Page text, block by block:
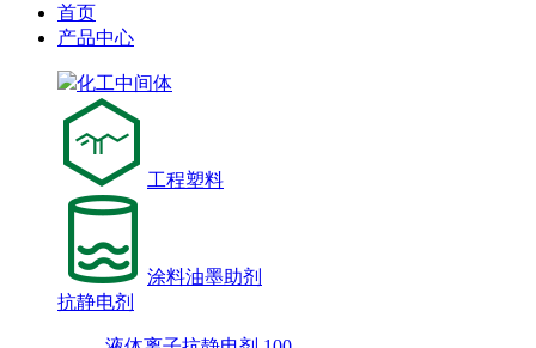
首页
产品中心
化工中间体
工程塑料
涂料油墨助剂
抗静电剂